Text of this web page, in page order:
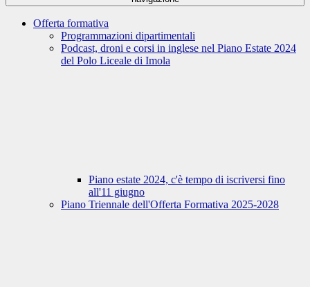
Offerta formativa
Programmazioni dipartimentali
Podcast, droni e corsi in inglese nel Piano Estate 2024
del Polo Liceale di Imola
Piano estate 2024, c'è tempo di iscriversi fino
all'11 giugno
Piano Triennale dell'Offerta Formativa 2025-2028